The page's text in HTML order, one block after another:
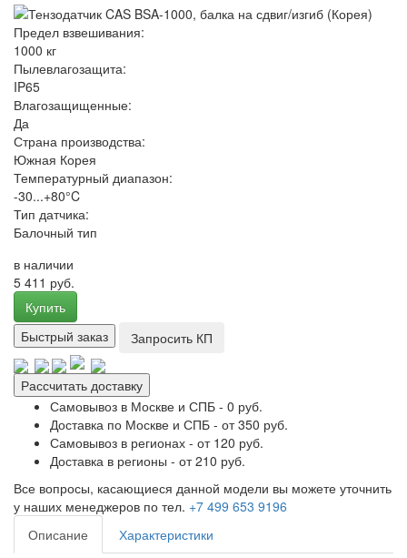
Предел взвешивания:
1000 кг
Пылевлагозащита:
IP65
Влагозащищенные:
Да
Страна производства:
Южная Корея
Температурный диапазон:
-30...+80°C
Тип датчика:
Балочный тип
в наличии
5 411 руб.
Купить
Быстрый заказ
Запросить КП
Рассчитать доставку
Самовывоз в Москве и СПБ - 0 руб.
Доставка по Москве и СПБ - от 350 руб.
Самовывоз в регионах - от 120 руб.
Доставка в регионы - от 210 руб.
Все вопросы, касающиеся данной модели вы можете уточнить
у наших менеджеров по тел. +7 499 653 9196
Описание
Характеристики